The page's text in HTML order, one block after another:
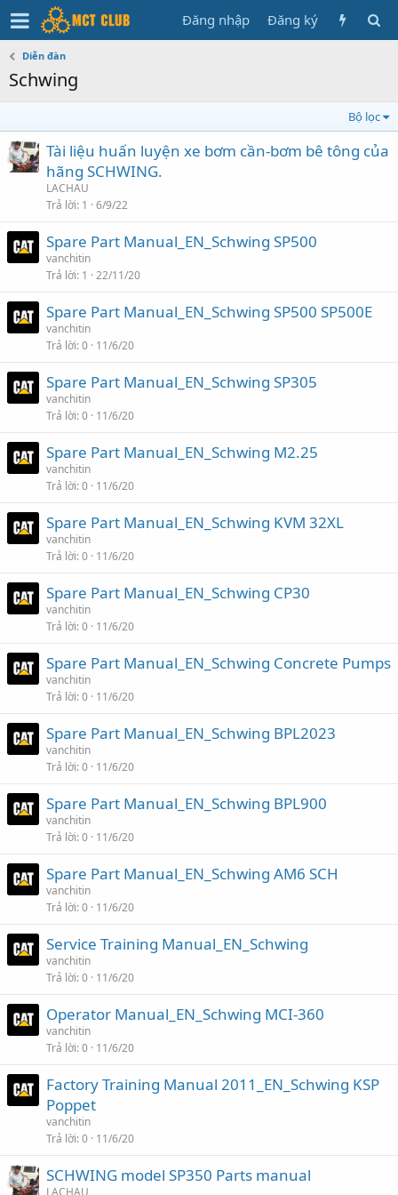
Đăng nhập Đăng ký
Diễn đàn
Schwing
Bộ lọc
Tài liệu huấn luyện xe bơm cần-bơm bê tông của
hãng SCHWING.
LACHAU
Trả lời 1 6/9/22
Spare Part Manual_EN_Schwing SP500
vanchitin
Trả lời 1 22/11/20
Spare Part Manual_EN_Schwing SP500 SP500E
vanchitin
Trả lời 0 11/6/20
Spare Part Manual_EN_Schwing SP305
vanchitin
Trả lời 0 11/6/20
Spare Part Manual_EN_Schwing M2.25
vanchitin
Trả lời 0 11/6/20
Spare Part Manual_EN_Schwing KVM 32XL
vanchitin
Trả lời 0 11/6/20
Spare Part Manual_EN_Schwing CP30
vanchitin
Trả lời 0 11/6/20
Spare Part Manual_EN_Schwing Concrete Pumps
vanchitin
Trả lời 0 11/6/20
Spare Part Manual_EN_Schwing BPL2023
vanchitin
Trả lời 0 11/6/20
Spare Part Manual_EN_Schwing BPL900
vanchitin
Trả lời 0 11/6/20
Spare Part Manual_EN_Schwing AM6 SCH
vanchitin
Trả lời 0 11/6/20
Service Training Manual_EN_Schwing
vanchitin
Trả lời 0 11/6/20
Operator Manual_EN_Schwing MCI-360
vanchitin
Trả lời 0 11/6/20
Factory Training Manual 2011_EN_Schwing KSP
Poppet
vanchitin
Trả lời 0 11/6/20
SCHWING model SP350 Parts manual
LACHAU